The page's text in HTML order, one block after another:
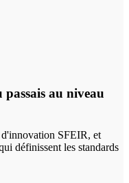
au niveau
SFEIR, et
définissent les standards